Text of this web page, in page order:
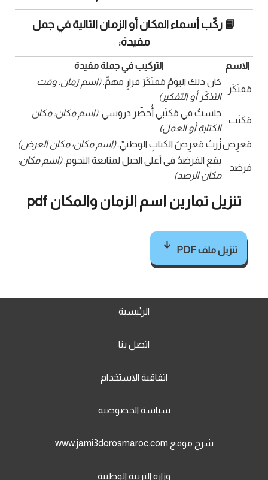
📘 ركّب أسماء المكان أو الزمان التالية في جمل
مفيدة:
الاسم التركيب في جملة مفيدة
مَفتَكَر
كان ذلك اليومُ مَفتَكَرَ قرارٍ مهمٍّ.(اسم زمان: وقت
التذكّر أو التفكير)
مَكتَب
جلستُ في مَكتَبي أُحضّر دروسي.(اسم مكان: مكان
الكتابة أو العمل)
مَعرِضزُرتُ مَعرِضَ الكتابِ الوطنيّ.(اسم مكان: مكان العرض)
مَرصَد
يقع المَرصَدُ في أعلى الجبل لمتابعة النجوم.(اسم مكان:
مكان الرصد)
تنزيل تمارين اسم الزمان والمكان pdf
تنزيل ملف PDF
الرئيسية
اتصل بنا
اتفاقية الاستخدام
سياسة الخصوصية
شرح موقع www.jami3dorosmaroc.com
وزارة التربية الوطنية